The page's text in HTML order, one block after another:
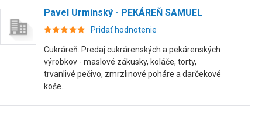
Pavel Urminský - PEKÁREŇ SAMUEL
Pridať hodnotenie
Cukráreň. Predaj cukrárenských a pekárenských
výrobkov - maslové zákusky, koláče, torty,
trvanlivé pečivo, zmrzlinové poháre a darčekové
koše.